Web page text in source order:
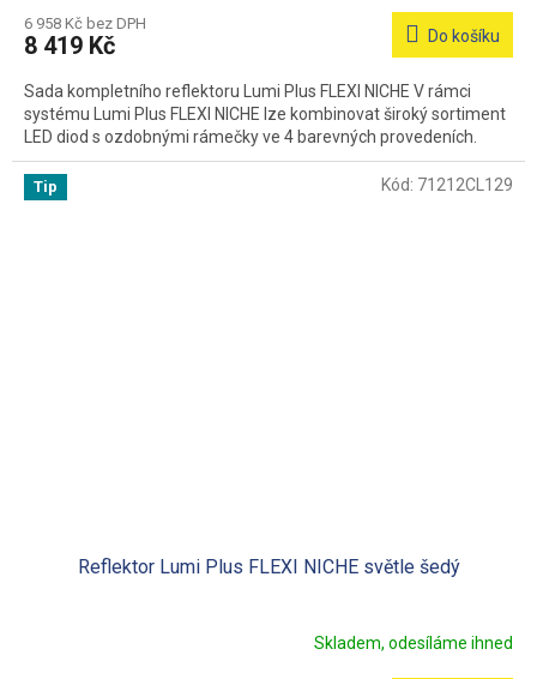
6 958 Kč bez DPH
8 419 Kč Do košíku
Sada kompletního reflektoru Lumi Plus FLEXI NICHE V rámci
systému Lumi Plus FLEXI NICHE lze kombinovat široký sortiment
LED diod s ozdobnými rámečky ve 4 barevných provedeních.
Tip
Reflektor Lumi Plus FLEXI NICHE světle šedý
Skladem, odesíláme ihned
Kód: 71212CL129